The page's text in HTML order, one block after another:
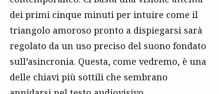
dei primi cinque minuti per intuire come il
triangolo amoroso pronto a dispiegarsi sarà
regolato da un uso preciso del suono fondato
sull’asincronia. Questa, come vedremo, è una
delle chiavi più sottili che sembrano